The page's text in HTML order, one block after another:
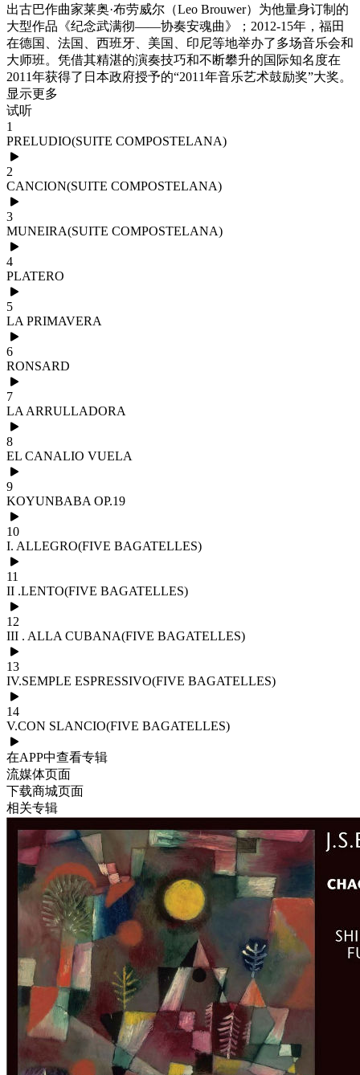
出古巴作曲家莱奥·布劳威尔（Leo Brouwer）为他量身订制的
大型作品《纪念武满彻——协奏安魂曲》；2012-15年，福田
在德国、法国、西班牙、美国、印尼等地举办了多场音乐会和
大师班。凭借其精湛的演奏技巧和不断攀升的国际知名度在
2011年获得了日本政府授予的“2011年音乐艺术鼓励奖”大奖。
显示更多
试听
1
PRELUDIO(SUITE COMPOSTELANA)
2
CANCION(SUITE COMPOSTELANA)
3
MUNEIRA(SUITE COMPOSTELANA)
4
PLATERO
5
LA PRIMAVERA
6
RONSARD
7
LA ARRULLADORA
8
EL CANALIO VUELA
9
KOYUNBABA OP.19
10
I. ALLEGRO(FIVE BAGATELLES)
11
II .LENTO(FIVE BAGATELLES)
12
III . ALLA CUBANA(FIVE BAGATELLES)
13
IV.SEMPLE ESPRESSIVO(FIVE BAGATELLES)
14
V.CON SLANCIO(FIVE BAGATELLES)
在APP中查看专辑
流媒体页面
下载商城页面
相关专辑